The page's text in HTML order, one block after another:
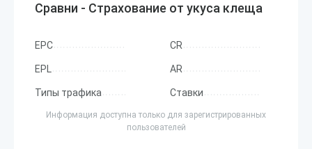
Сравни - Страхование от укуса клеща
EPC CR
EPL AR
Типы трафика Ставки
Информация доступна только для зарегистрированных
пользователей